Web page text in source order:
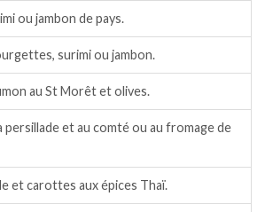
ou jambon de pays.
surimi ou jambon.
au St Morêt et olives.
persillade et au comté ou au fromage de
et carottes aux épices Thaï.